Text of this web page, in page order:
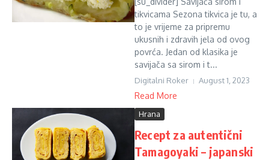
tikvicama Sezona tikvica je tu, a
to je vrijeme za pripremu
ukusnih i zdravih jela od ovog
povrća. Jedan od klasika je
savijača sa sirom i t...
Digitalni Roker August 1, 2023
Read More
Hrana
Recept za autentični
Tamagoyaki – japanski